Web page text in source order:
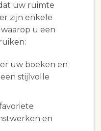
uw ruimte
zijn enkele
u een
uw boeken en
stijlvolle
en